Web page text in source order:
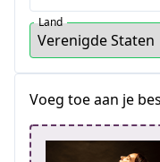
Land
Voeg toe aan je